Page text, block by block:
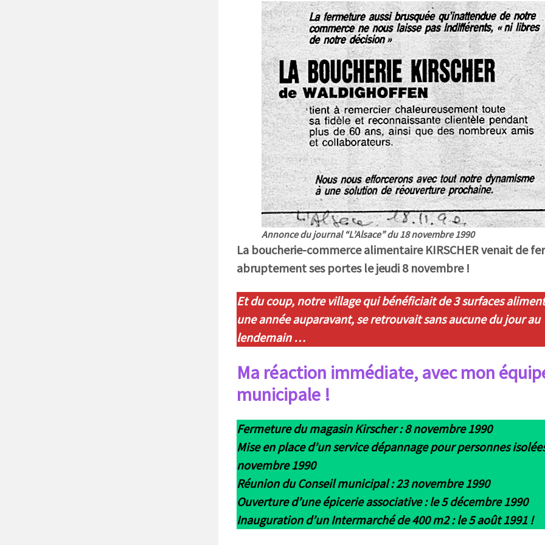
Annonce du journal “L’Alsace” du 18 novembre 1990
La boucherie-commerce alimentaire KIRSCHER venait de
abruptement ses portes le jeudi 8 novembre !
Et du coup, notre village qui bénéficiait de 3 surfaces
une année auparavant, se retrouvait sans aucune du jour au
lendemain …
Ma réaction immédiate, avec mon
municipale !
Fermeture du magasin Kirscher : 8 novembre 1990
Mise en place d’un service dépannage pour personnes
novembre 1990
Réunion du Conseil municipal : 23 novembre 1990
Ouverture d’une épicerie associative : le 5 décembre 1990
Inauguration d’un Intermarché de 400 m2 : le 5 août 1991 !